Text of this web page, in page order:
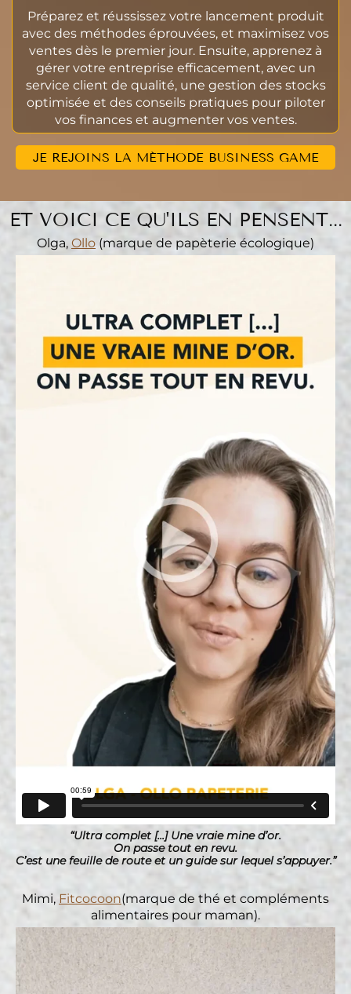
Préparez et réussissez votre lancement produit
avec des méthodes éprouvées, et maximisez vos
ventes dès le premier jour. Ensuite, apprenez à
gérer votre entreprise efficacement, avec un
service client de qualité, une gestion des stocks
optimisée et des conseils pratiques pour piloter
vos finances et augmenter vos ventes.
JE REJOINS LA MÉTHODE BUSINESS GAME
ET VOICI CE QU'ILS EN PENSENT...
Olga, Ollo (marque de papèterie écologique)
“Ultra complet [...] Une vraie mine d’or.
On passe tout en revu.
C’est une feuille de route et un guide sur lequel s’appuyer.”
Mimi, Fitcocoon(marque de thé et compléments
alimentaires pour maman).